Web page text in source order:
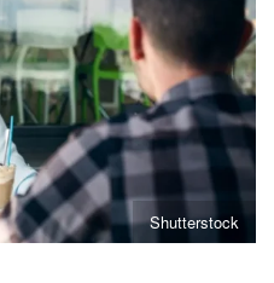
Shutterstock